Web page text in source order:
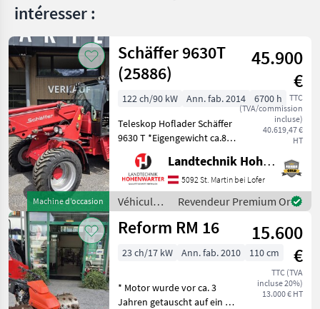
intéresser :
Machine d’occasion
Schäffer 9630T
(25886)
45.900
€
TTC
(TVA/commission
incluse)
40.619,47 €
HT
122 ch/90 kW Ann. fab. 2014
6700 h
Teleskop Hoflader Schäffer
9630 T *Eigengewicht ca.8 t
*Bereifung 400/55-22, 5
*Kipplast 4200 kg
*Radstand 2.52 m
*Fahrgeschwindigkeit 20
km/h *Wenderadius innen
4.7
Landtechnik Hohenwarter GmbH
5092 St. Martin bei Lofer
Véhicules
agricoles
à moteur /
Revendeur Premium Or
Reform RM 16
15.600
€
TTC (TVA
incluse 20%)
13.000 € HT
23 ch/17 kW Ann. fab. 2010 110 cm
* Motor wurde vor ca. 3
Jahren getauscht auf ein 23